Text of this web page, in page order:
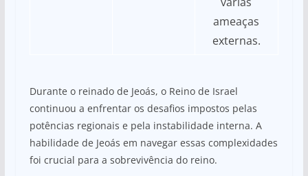
ameaças
externas.
Durante o reinado de Jeoás, o Reino de Israel
continuou a enfrentar os desafios impostos pelas
potências regionais e pela instabilidade interna. A
habilidade de Jeoás em navegar essas complexidades
foi crucial para a sobrevivência do reino.